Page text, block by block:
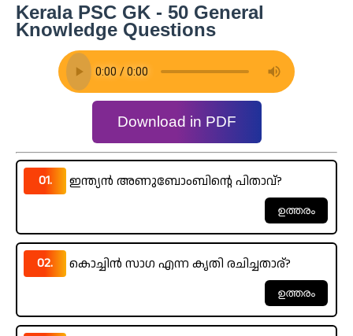
Kerala PSC GK - 50 General
Knowledge Questions
Download in PDF
01. ഇന്ത്യൻ അണുബോംബിന്റെ പിതാവ്?
02. കൊച്ചിൻ സാഗ എന്ന കൃതി രചിച്ചതാര്?